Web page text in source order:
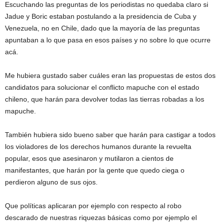
Escuchando las preguntas de los periodistas no quedaba claro si
Jadue y Boric estaban postulando a la presidencia de Cuba y
Venezuela, no en Chile, dado que la mayoría de las preguntas
apuntaban a lo que pasa en esos países y no sobre lo que ocurre
acá.
Me hubiera gustado saber cuáles eran las propuestas de estos dos
candidatos para solucionar el conflicto mapuche con el estado
chileno, que harán para devolver todas las tierras robadas a los
mapuche.
También hubiera sido bueno saber que harán para castigar a todos
los violadores de los derechos humanos durante la revuelta
popular, esos que asesinaron y mutilaron a cientos de
manifestantes, que harán por la gente que quedo ciega o
perdieron alguno de sus ojos.
Que políticas aplicaran por ejemplo con respecto al robo
descarado de nuestras riquezas básicas como por ejemplo el